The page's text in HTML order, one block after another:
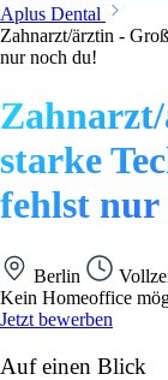
Aplus Dental
Zahnarzt/ärztin -
nur noch du!
starke
fehlst nur
Berlin
Kein Homeoffice
Jetzt bewerben
Auf einen Blick